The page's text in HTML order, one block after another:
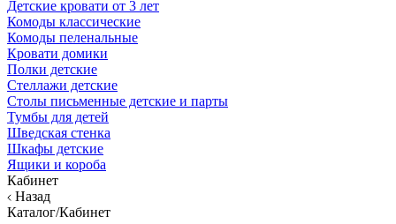
Детские кровати от 3 лет
Комоды классические
Комоды пеленальные
Кровати домики
Полки детские
Стеллажи детские
Столы письменные детские и парты
Тумбы для детей
Шведская стенка
Шкафы детские
Ящики и короба
Кабинет
Назад
Каталог/Кабинет